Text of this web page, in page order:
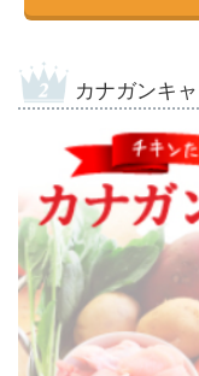
カナガンキ